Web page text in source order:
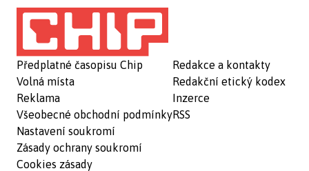
Předplatné časopisu Chip
Volná místa
Reklama
Všeobecné obchodní podmínky
Nastavení soukromí
Zásady ochrany soukromí
Cookies zásady
Redakce a kontakty
Redakční etický kodex
Inzerce
RSS